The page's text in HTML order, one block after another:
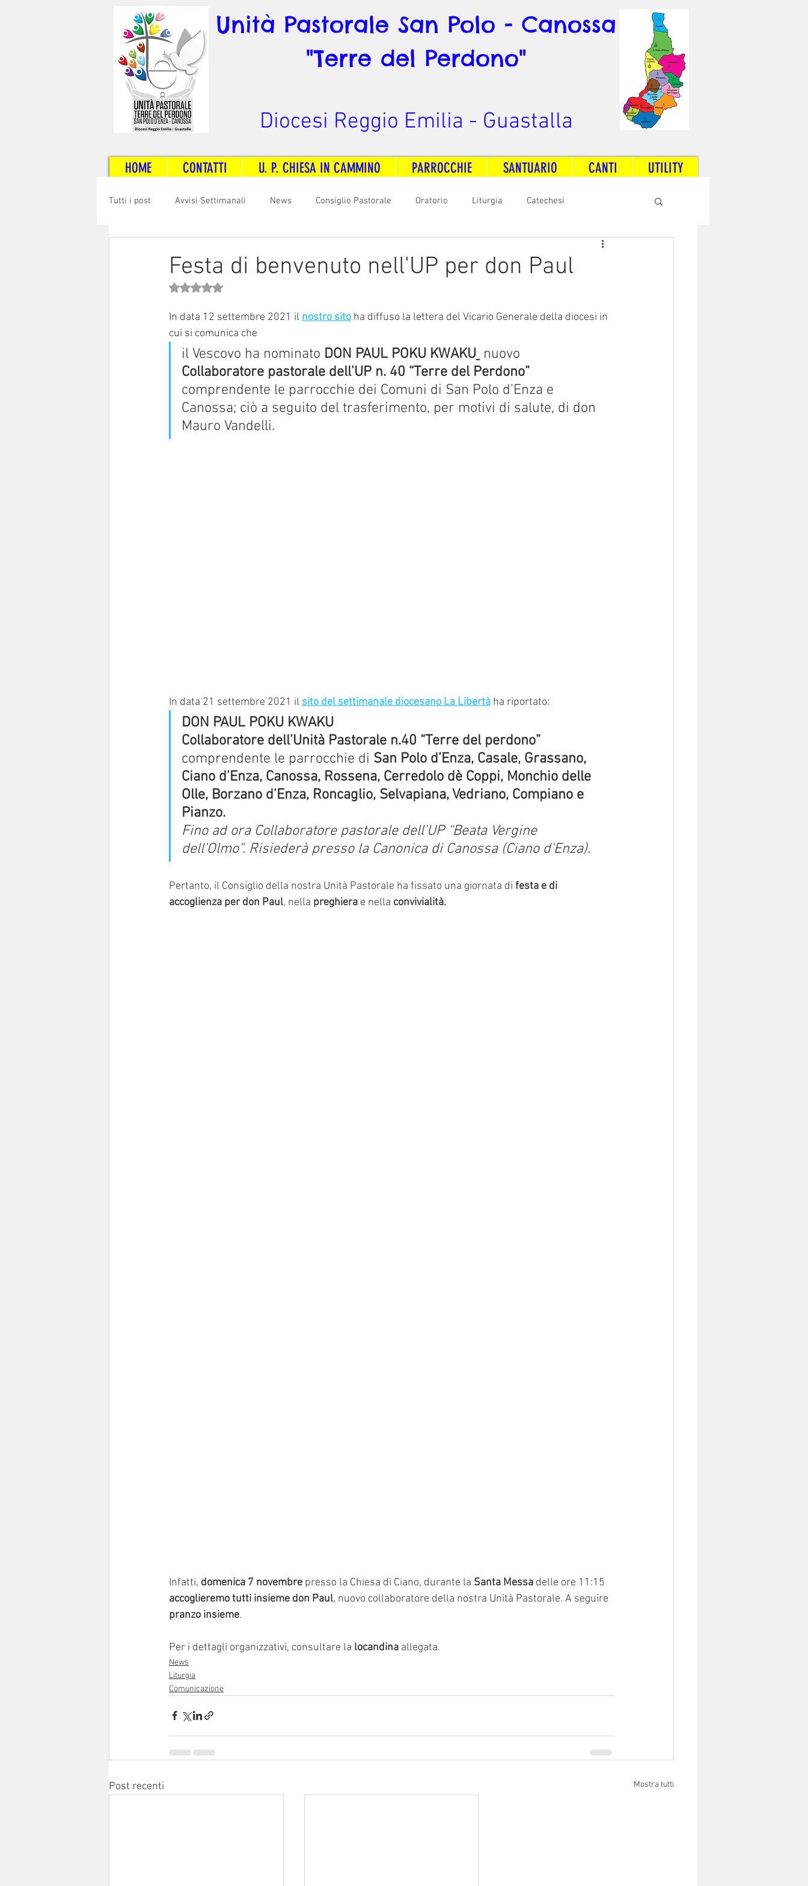
Unità Pastorale San Polo - Canossa
"Terre del Perdono"
Diocesi Reggio Emilia - Guastalla
HOME CONTATTI U. P. CHIESA IN CAMMINO PARROCCHIE SANTUARIO CANTI UTILITY
Tutti i post Avvisi Settimanali News Consiglio Pastorale Oratorio Liturgia Catechesi
Radio Dream Together
Festa di benvenuto nell'UP per don Paul
Valutazione NaN stelle su 5.
In data 12 settembre 2021 il nostro sito ha diffuso la lettera del Vicario Generale della diocesi in
cui si comunica che
il Vescovo ha nominato DON PAUL POKU KWAKU nuovo
Collaboratore pastorale dell’UP n. 40 “Terre del Perdono”
comprendente le parrocchie dei Comuni di San Polo d’Enza e
Canossa; ciò a seguito del trasferimento, per motivi di salute, di don
Mauro Vandelli.
In data 21 settembre 2021 il sito del settimanale diocesano La Libertà ha riportato:
DON PAUL POKU KWAKU
Collaboratore dell’Unità Pastorale n.40 “Terre del perdono”
comprendente le parrocchie di San Polo d’Enza, Casale, Grassano,
Ciano d’Enza, Canossa, Rossena, Cerredolo dè Coppi, Monchio delle
Olle, Borzano d’Enza, Roncaglio, Selvapiana, Vedriano, Compiano e
Pianzo.
Fino ad ora Collaboratore pastorale dell’UP “Beata Vergine
dell’Olmo”. Risiederà presso la Canonica di Canossa (Ciano d’Enza).
Pertanto, il Consiglio della nostra Unità Pastorale ha fissato una giornata di festa e di
accoglienza per don Paul, nella preghiera e nella convivialità.
Infatti, domenica 7 novembre presso la Chiesa di Ciano, durante la Santa Messa delle ore 11:15
accoglieremo tutti insieme don Paul, nuovo collaboratore della nostra Unità Pastorale. A seguire
pranzo insieme.
Per i dettagli organizzativi, consultare la locandina allegata.
News
Liturgia
Comunicazione
Post recenti Mostra tutti